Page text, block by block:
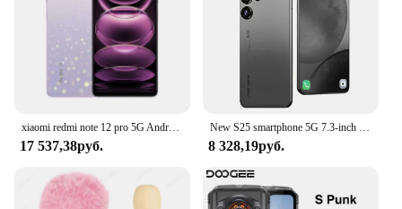
xiaomi redmi note 12 pro 5G Android 6,67 дюйма 8 ГБ ОЗУ 256 ГБ ПЗУ Разблокировано Все цвета в хорошем состоянии Оригинальный использованный телефон
17 537,38руб.
New S25 smartphone 5G 7.3-inch high-definition Android14 Snapdragon 8gen3 10core dual SIM phone 7800mAh unlocking mobile phones
8 328,19руб.